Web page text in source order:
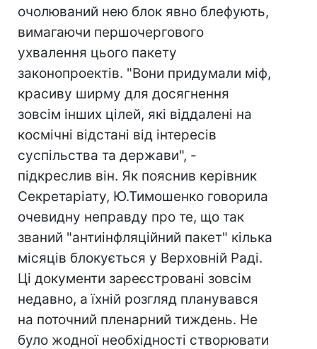
очолюваний нею блок явно блефують,
вимагаючи першочергового
ухвалення цього пакету
законопроектів. "Вони придумали міф,
красиву ширму для досягнення
зовсім інших цілей, які віддалені на
космічні відстані від інтересів
суспільства та держави", -
підкреслив він. Як пояснив керівник
Секретаріату, Ю.Тимошенко говорила
очевидну неправду про те, що так
званий "антиінфляційний пакет" кілька
місяців блокується у Верховній Раді.
Ці документи зареєстровані зовсім
недавно, а їхній розгляд планувався
на поточний пленарний тиждень. Не
було жодної необхідності створювати